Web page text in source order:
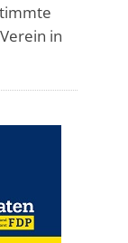
in